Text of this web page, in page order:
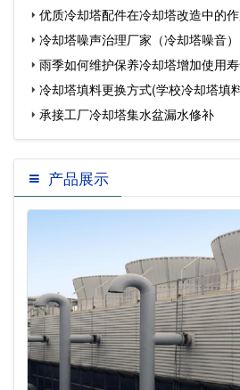
优质冷却塔配件在冷却塔改造中的
冷却塔噪声治理厂家（冷却塔噪音）
雨季如何维护保养冷却塔增加使用
冷却塔填料更换方式(学校冷却塔填
承接工厂冷却塔集水盆漏水修补
产品展示